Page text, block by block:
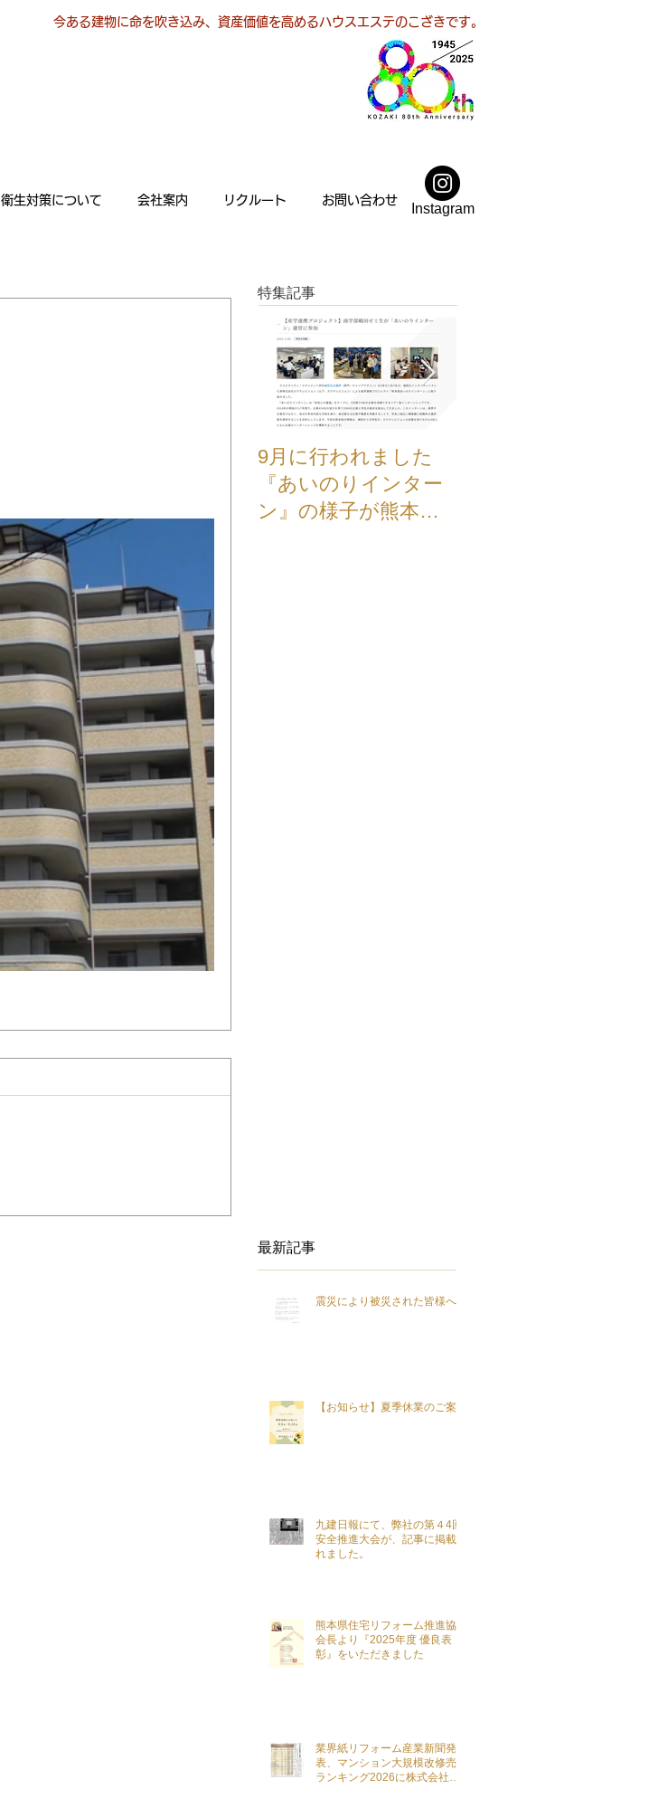
今ある建物に命を吹き込み、資産価値を高めるハウスエステのこざきです。
衛生対策について 会社案内 リクルート お問い合わせ
Instagram
特集記事
9月に行われました
『あいのりインター
ン』の様子が熊本学
最新記事
震災により被災された皆様へ
【お知らせ】夏季休業のご案内
九建日報にて、弊社の第４4回
安全推進大会が、記事に掲載さ
れました。
熊本県住宅リフォーム推進協議
会長より『2025年度 優良表
彰』をいただきました
業界紙リフォーム産業新聞発
表、マンション大規模改修売上
ランキング2026に株式会社こ